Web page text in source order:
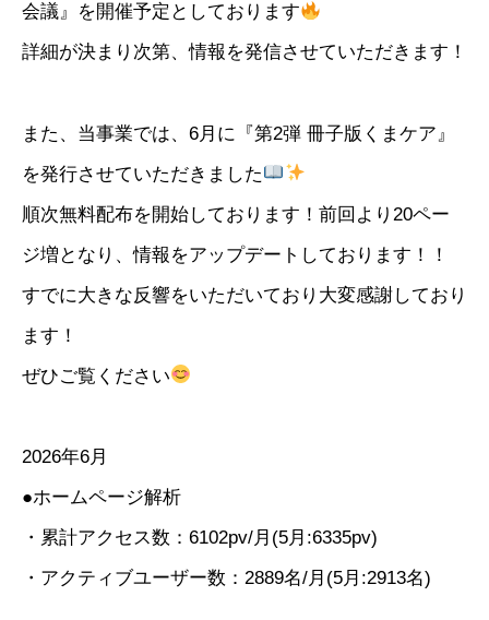
会議』を開催予定としております
詳細が決まり次第、情報を発信させていただきます！
また、当事業では、6月に『第2弾 冊子版くまケア』
を発行させていただきました
順次無料配布を開始しております！前回より20ペー
ジ増となり、情報をアップデートしております！！
すでに大きな反響をいただいており大変感謝しており
ます！
ぜひご覧ください
2026年6月
●ホームページ解析
・累計アクセス数：6102pv/月(5月:6335pv)
・アクティブユーザー数：2889名/月(5月:2913名)